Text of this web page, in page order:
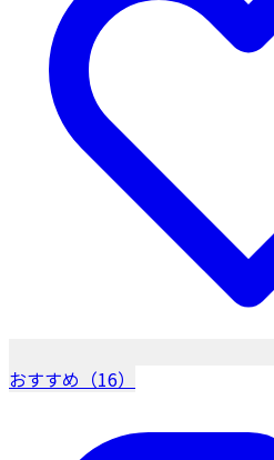
おすすめ（16）